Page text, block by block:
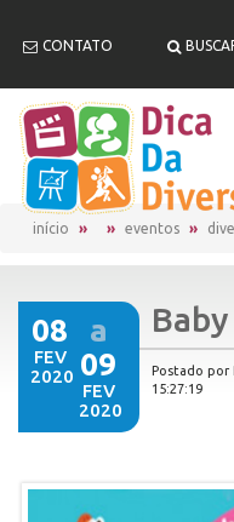
CONTATO
início eventos
08
FEV
2020
a
09
FEV
2020
Postado por
15:27:19